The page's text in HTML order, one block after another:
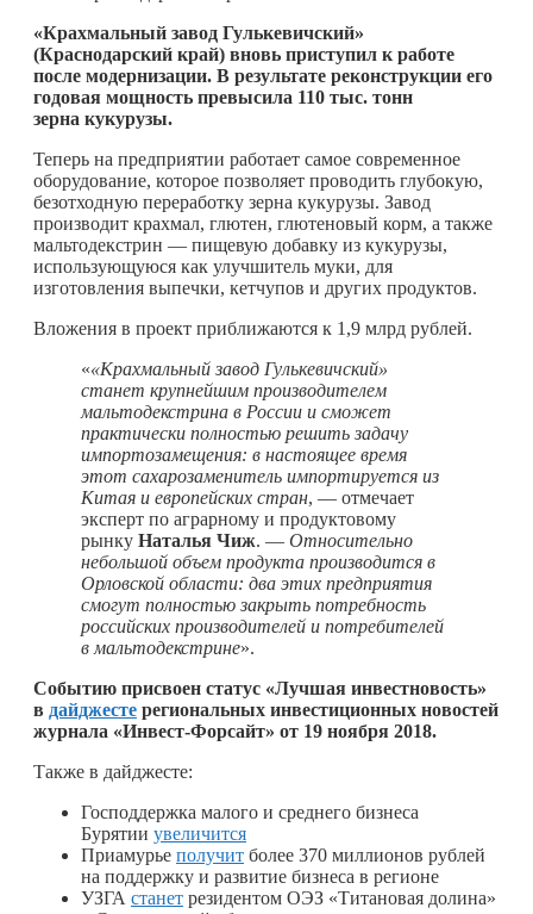
«Крахмальный завод Гулькевичский»
(Краснодарский край) вновь приступил к работе
после модернизации. В результате реконструкции его
годовая мощность превысила 110 тыс. тонн
зерна кукурузы.
Теперь на предприятии работает самое современное
оборудование, которое позволяет проводить глубокую,
безотходную переработку зерна кукурузы. Завод
производит крахмал, глютен, глютеновый корм, а также
мальтодекстрин — пищевую добавку из кукурузы,
использующуюся как улучшитель муки, для
изготовления выпечки, кетчупов и других продуктов.
Вложения в проект приближаются к 1,9 млрд рублей.
««Крахмальный завод Гулькевичский»
станет крупнейшим производителем
мальтодекстрина в России и сможет
практически полностью решить задачу
импортозамещения: в настоящее время
этот сахарозаменитель импортируется из
Китая и европейских стран, — отмечает
эксперт по аграрному и продуктовому
рынку Наталья Чиж. — Относительно
небольшой объем продукта производится в
Орловской области: два этих предприятия
смогут полностью закрыть потребность
российских производителей и потребителей
в мальтодекстрине».
Событию присвоен статус «Лучшая инвестновость»
в дайджесте региональных инвестиционных новостей
журнала «Инвест-Форсайт» от 19 ноября 2018.
Также в дайджесте:
Господдержка малого и среднего бизнеса
Бурятии увеличится
Приамурье получит более 370 миллионов рублей
на поддержку и развитие бизнеса в регионе
УЗГА станет резидентом ОЭЗ «Титановая долина»